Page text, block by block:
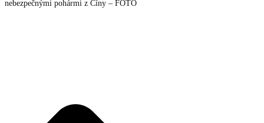
nebezpečnými pohármi z Číny – FOTO